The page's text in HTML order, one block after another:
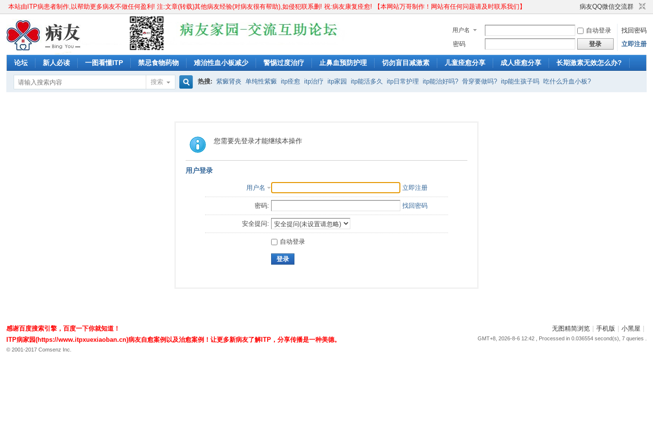
本站由ITP病患者制作,以帮助更多病友不做任何盈利! 注:文章(转载)其他病友经验(对病友很有帮助),如侵犯联系删! 祝:病友康复痊愈! 【本网站万哥制作！网站有任何问题请及时联系我们】 病友QQ微信交流群
用户名 自动登录
找回密码
密码
登录 立即注册
论坛 新人必读 一图看懂ITP 禁忌食物药物 难治性血小板减少 警惕过度治疗 止鼻血预防护理 切勿盲目减激素 儿童痊愈分享 成人痊愈分享 长期激素无效怎么办?
紫癜能正常上学吗? 原发性血小板增多症
搜索 热搜: 紫癜肾炎 单纯性紫癜 itp痊愈 itp治疗 itp家园 itp能活多久 itp日常护理 itp能治好吗? 骨穿要做吗? itp能生孩子吗 吃什么升血小板?
您需要先登录才能继续本操作
用户登录
用户名 立即注册
密码: 找回密码
安全提问:
自动登录
登录
无图精简浏览 手机版 小黑屋
GMT+8, 2026-8-6 12:42, Processed in 0.036554 second(s), 7 queries .
感谢百度搜索引擎，百度一下你就知道！
ITP病家园(https://www.itpxuexiaoban.cn)病友自愈案例以及治愈案例！让更多新病友了解ITP，分享传播是一种美德。
© 2001-2017 Comsenz Inc.